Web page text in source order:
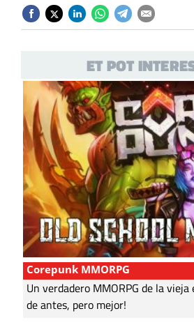
ET POT
Corepunk MMORPG
Un verdadero MMORPG de la vieja
de antes, pero mejor!